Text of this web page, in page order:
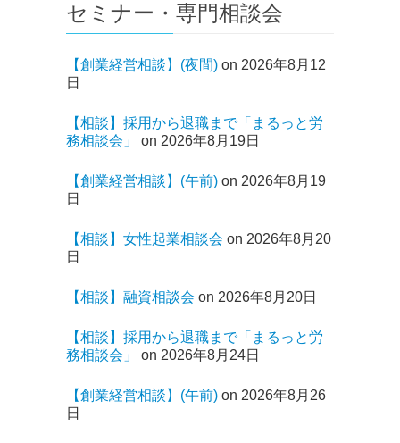
セミナー・専門相談会
【創業経営相談】(夜間) on 2026年8月12
日
【相談】採用から退職まで「まるっと労
務相談会」
on 2026年8月19日
【創業経営相談】(午前) on 2026年8月19
日
【相談】女性起業相談会 on 2026年8月20
日
【相談】融資相談会 on 2026年8月20日
【相談】採用から退職まで「まるっと労
務相談会」
on 2026年8月24日
【創業経営相談】(午前) on 2026年8月26
日